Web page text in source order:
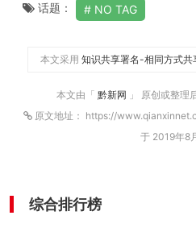
话题： NO TAG
本文采用 知识共享署名-相同方式
本文由「 黔新网 」 原创或整理
原文地址： https://
于 2019年8
综合排行榜